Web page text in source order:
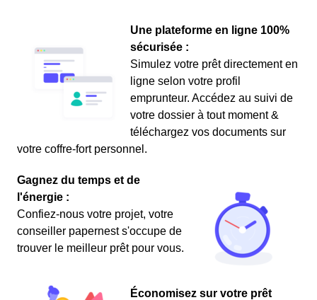
Une plateforme en ligne 100%
sécurisée :
Simulez votre prêt directement en
ligne selon votre profil
emprunteur. Accédez au suivi de
votre dossier à tout moment &
téléchargez vos documents sur
votre coffre-fort personnel.
Gagnez du temps et de
l'énergie :
Confiez-nous votre projet, votre
conseiller papernest s'occupe de
trouver le meilleur prêt pour vous.
Économisez sur votre prêt